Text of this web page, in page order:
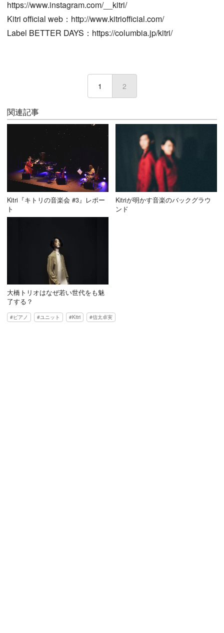
https://www.instagram.com/__kitri/
Kitri official web：http://www.kitriofficial.com/
Label BETTER DAYS：https://columbia.jp/kitri/
1 2
関連記事
Kitri『キトリの音楽会 #3』レポー
ト
Kitriが明かす音楽のバックグラウ
ンド
大橋トリオはなぜ若い世代をも魅
了する？
ピアノ ユニット Kitri 信太卓実